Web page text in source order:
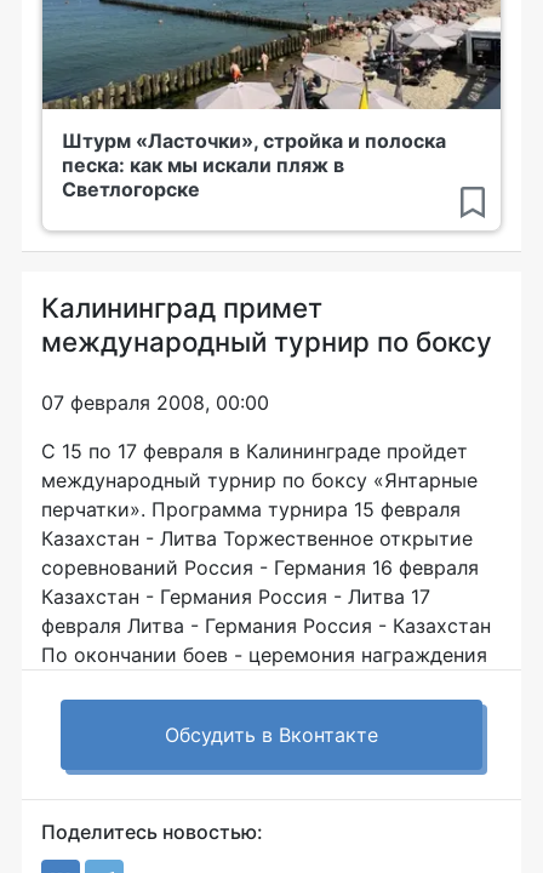
Штурм «Ласточки», стройка и полоска
песка: как мы искали пляж в
Светлогорске
Калининград примет
международный турнир по боксу
07 февраля 2008, 00:00
С 15 по 17 февраля в Калининграде пройдет
международный турнир по боксу «Янтарные
перчатки». Программа турнира 15 февраля
Казахстан - Литва Торжественное открытие
соревнований Россия - Германия 16 февраля
Казахстан - Германия Россия - Литва 17
февраля Литва - Германия Россия - Казахстан
По окончании боев - церемония награждения
Обсудить в Вконтакте
Поделитесь новостью: